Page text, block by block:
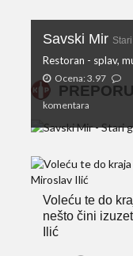
Savski Mir
Restoran - splav,
Ocena: 3.97
komentara
Voleću te do
nešto čini
Ilić